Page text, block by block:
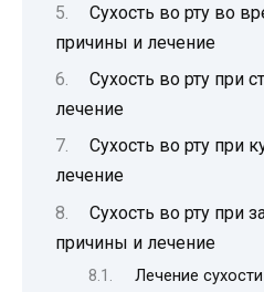
Сухость во рту во
причины и лечение
Сухость во рту при
лечение
Сухость во рту при
лечение
Сухость во рту при
причины и лечение
Лечение